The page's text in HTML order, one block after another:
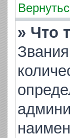
» Что